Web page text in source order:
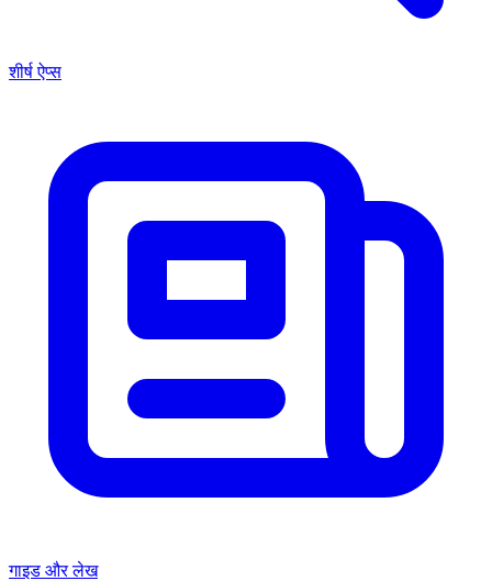
शीर्ष ऐप्स
गाइड और लेख